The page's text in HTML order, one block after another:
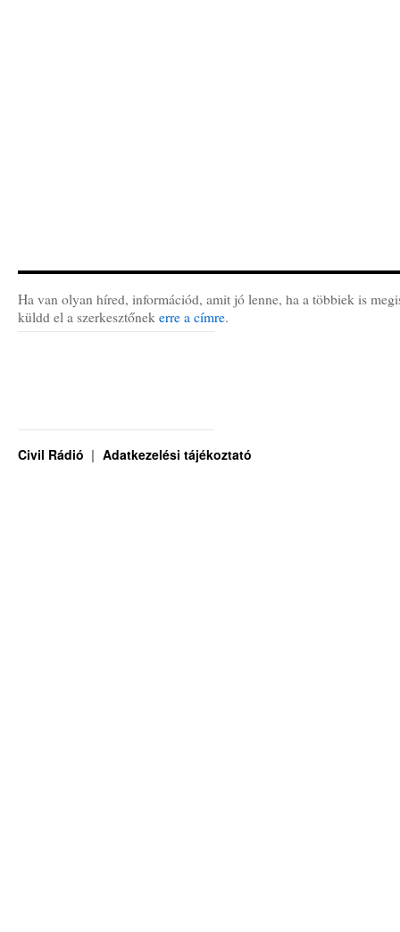
Ha van olyan híred, információd, amit jó lenne, ha a többiek is
küldd el a szerkesztőnek erre a címre.
Civil Rádió Adatkezelési tájékoztató